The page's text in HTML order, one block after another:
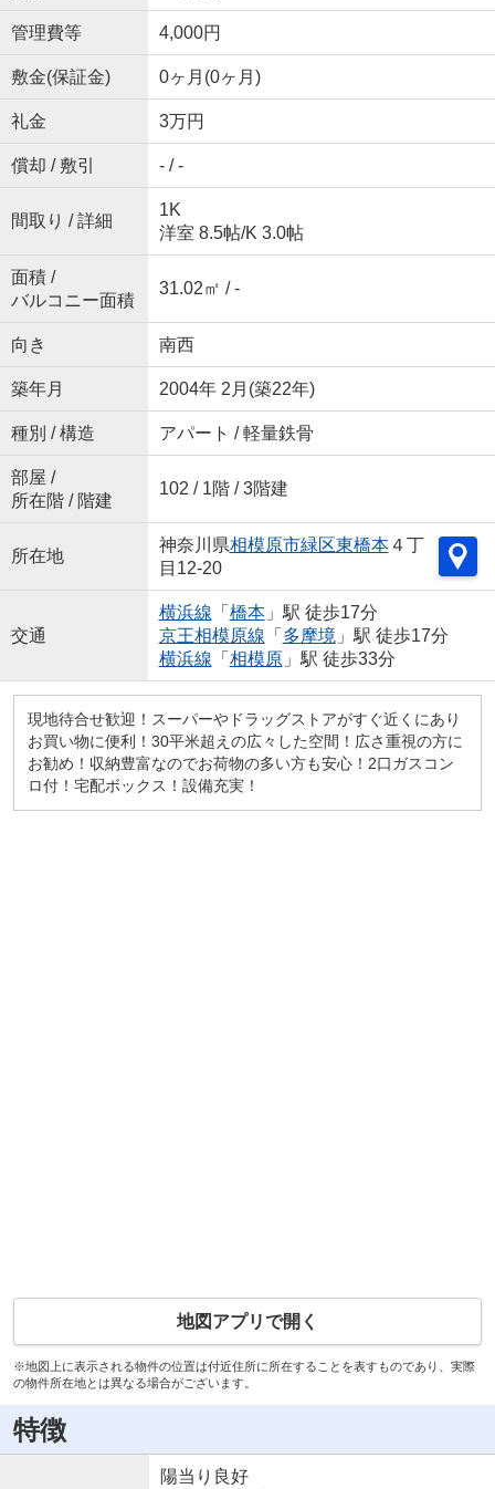
管理費等 4,000円
敷金(保証金) 0ヶ月(0ヶ月)
礼金 3万円
償却 / 敷引 - / -
間取り / 詳細
1K
洋室 8.5帖/K 3.0帖
面積 /
バルコニー面積
31.02㎡ / -
向き 南西
築年月 2004年 2月(築22年)
種別 / 構造 アパート / 軽量鉄骨
部屋 /
所在階 / 階建
102 / 1階 / 3階建
所在地
神奈川県相模原市緑区東橋本４丁
目12-20
交通
横浜線 「 橋本」駅 徒歩17分
京王相模原線 「 多摩境 」駅 徒歩17分
横浜線 「 相模原」駅 徒歩33分
現地待合せ歓迎！スーパーやドラッグストアがすぐ近くにあり
お買い物に便利！30平米超えの広々した空間！広さ重視の方に
お勧め！収納豊富なのでお荷物の多い方も安心！2口ガスコン
ロ付！宅配ボックス！設備充実！
地図アプリで開く
※地図上に表示される物件の位置は付近住所に所在することを表すものであり、実際
の物件所在地とは異なる場合がございます。
特徴
陽当り良好